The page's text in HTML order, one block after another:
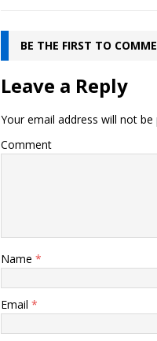
BE THE FIRST TO
Leave a Reply
Your email address will not be
Comment
Name *
Email *